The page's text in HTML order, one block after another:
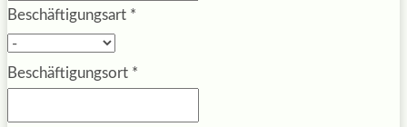
Beschäftigungsart *
Beschäftigungsort *